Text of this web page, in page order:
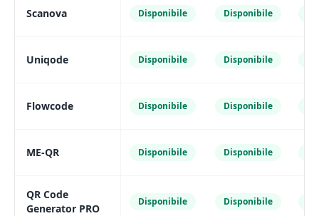
Scanova Disponibile Disponibile
Uniqode Disponibile Disponibile
Flowcode Disponibile Disponibile
ME-QR Disponibile Disponibile
QR Code
Generator PRO
Disponibile Disponibile